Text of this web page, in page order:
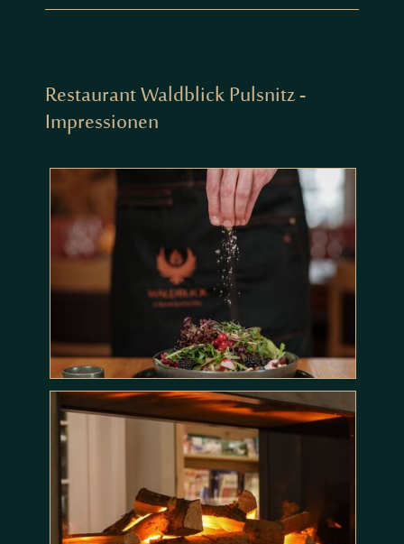
Restaurant Waldblick Pulsnitz -
Impressionen